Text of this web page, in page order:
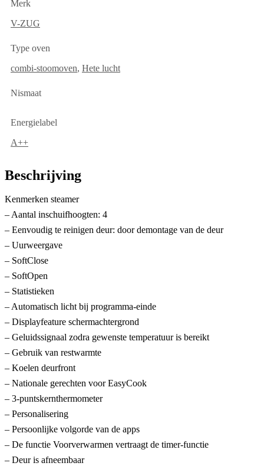
Merk
V-ZUG
Type oven
combi-stoomoven, Hete lucht
Nismaat
Energielabel
A++
Beschrijving
Kenmerken steamer
– Aantal inschuifhoogten: 4
– Eenvoudig te reinigen deur: door demontage van de deur
– Uurweergave
– SoftClose
– SoftOpen
– Statistieken
– Automatisch licht bij programma-einde
– Displayfeature schermachtergrond
– Geluidssignaal zodra gewenste temperatuur is bereikt
– Gebruik van restwarmte
– Koelen deurfront
– Nationale gerechten voor EasyCook
– 3-puntskernthermometer
– Personalisering
– Persoonlijke volgorde van de apps
– De functie Voorverwarmen vertraagt de timer-functie
– Deur is afneembaar